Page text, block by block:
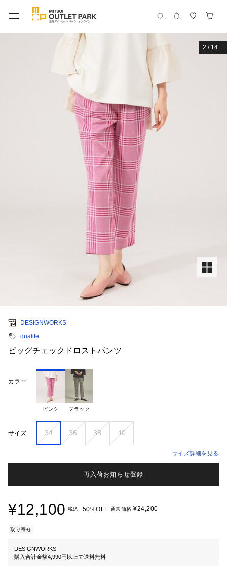
2 / 14
DESIGNWORKS
qualite
ビッグチェックドロストパンツ
カラー
ピンク ブラック
サイズ 34 36 38 40
サイズ詳細を見る
再入荷お知らせ登録
¥12,100 税込 50%OFF 通常価格 ¥24,200
取り寄せ
DESIGNWORKS
購入合計金額4,990円以上で送料無料